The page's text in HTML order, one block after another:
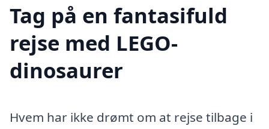
Tag på en fantasifuld
rejse med LEGO-
dinosaurer
Hvem har ikke drømt om at rejse tilbage i